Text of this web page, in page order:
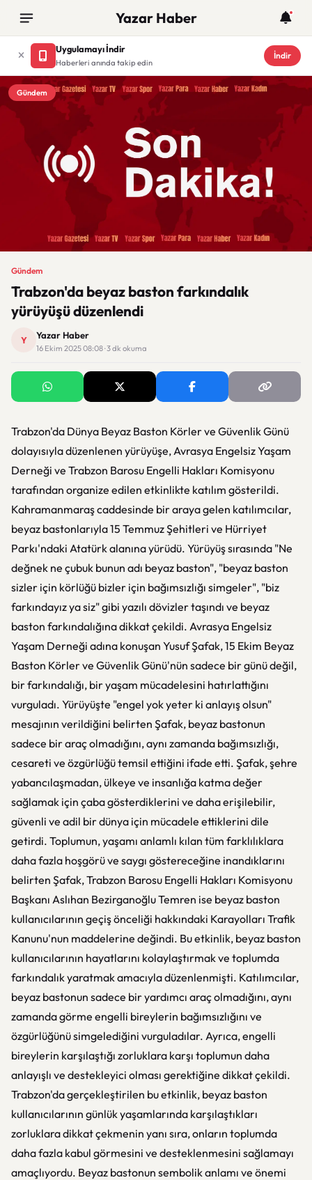
Yazar Haber
Uygulamayı İndir
Haberleri anında takip edin
İndir
Gündem
Gündem
Trabzon'da beyaz baston farkındalık
yürüyüşü düzenlendi
Y Yazar Haber
16 Ekim 2025 08:08 · 3 dk okuma
Trabzon'da Dünya Beyaz Baston Körler ve Güvenlik Günü
dolayısıyla düzenlenen yürüyüşe, Avrasya Engelsiz Yaşam
Derneği ve Trabzon Barosu Engelli Hakları Komisyonu
tarafından organize edilen etkinlikte katılım gösterildi.
Kahramanmaraş caddesinde bir araya gelen katılımcılar,
beyaz bastonlarıyla 15 Temmuz Şehitleri ve Hürriyet
Parkı'ndaki Atatürk alanına yürüdü. Yürüyüş sırasında "Ne
değnek ne çubuk bunun adı beyaz baston", "beyaz baston
sizler için körlüğü bizler için bağımsızlığı simgeler", "biz
farkındayız ya siz" gibi yazılı dövizler taşındı ve beyaz
baston farkındalığına dikkat çekildi. Avrasya Engelsiz
Yaşam Derneği adına konuşan Yusuf Şafak, 15 Ekim Beyaz
Baston Körler ve Güvenlik Günü'nün sadece bir günü değil,
bir farkındalığı, bir yaşam mücadelesini hatırlattığını
vurguladı. Yürüyüşte "engel yok yeter ki anlayış olsun"
mesajının verildiğini belirten Şafak, beyaz bastonun
sadece bir araç olmadığını, aynı zamanda bağımsızlığı,
cesareti ve özgürlüğü temsil ettiğini ifade etti. Şafak, şehre
yabancılaşmadan, ülkeye ve insanlığa katma değer
sağlamak için çaba gösterdiklerini ve daha erişilebilir,
güvenli ve adil bir dünya için mücadele ettiklerini dile
getirdi. Toplumun, yaşamı anlamlı kılan tüm farklılıklara
daha fazla hoşgörü ve saygı göstereceğine inandıklarını
belirten Şafak, Trabzon Barosu Engelli Hakları Komisyonu
Başkanı Aslıhan Bezirganoğlu Temren ise beyaz baston
kullanıcılarının geçiş önceliği hakkındaki Karayolları Trafik
Kanunu'nun maddelerine değindi. Bu etkinlik, beyaz baston
kullanıcılarının hayatlarını kolaylaştırmak ve toplumda
farkındalık yaratmak amacıyla düzenlenmişti. Katılımcılar,
beyaz bastonun sadece bir yardımcı araç olmadığını, aynı
zamanda görme engelli bireylerin bağımsızlığını ve
özgürlüğünü simgelediğini vurguladılar. Ayrıca, engelli
bireylerin karşılaştığı zorluklara karşı toplumun daha
anlayışlı ve destekleyici olması gerektiğine dikkat çekildi.
Trabzon'da gerçekleştirilen bu etkinlik, beyaz baston
kullanıcılarının günlük yaşamlarında karşılaştıkları
zorluklara dikkat çekmenin yanı sıra, onların toplumda
daha fazla kabul görmesini ve desteklenmesini sağlamayı
amaçlıyordu. Beyaz bastonun sembolik anlamı ve önemi